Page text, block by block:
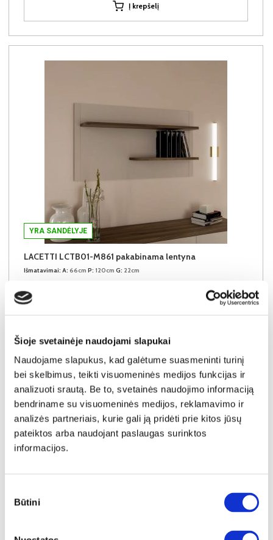
Šioje svetainėje naudojami slapukai
Naudojame slapukus, kad galėtume suasmeninti turinį
bei skelbimus, teikti visuomeninės medijos funkcijas ir
analizuoti srautą. Be to, svetainės naudojimo informaciją
bendriname su visuomeninės medijos, reklamavimo ir
analizės partneriais, kurie gali ją pridėti prie kitos jūsų
pateiktos arba naudojant paslaugas surinktos
informacijos.
pasirinkimas
Būtini
Į krepšelį
YRA SANDĖLYJE
LACETTI LCTB01-M861 pakabinama lentyna
Išmatavimai: A: 66cm P: 120cm G: 22cm
Į krepšelį